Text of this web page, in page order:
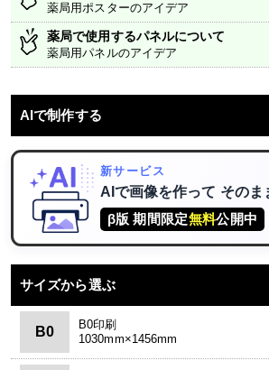
薬局用ポスターのアイデア
薬局で使用するパネルについて
薬局用パネルのアイデア
AIで制作する
新サービス
AIで画像を作って そのま
β版 期間限定無料公開中
サイズから選ぶ
B0
B0印刷
1030mm×1456mm